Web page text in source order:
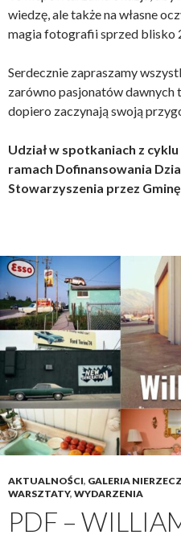
wiedzę, ale także na własne
magia fotografii sprzed blisko
Serdecznie zapraszamy
zarówno pasjonatów dawnych
dopiero zaczynają swoją
Udział w spotkaniach z
ramach Dofinansowania
Stowarzyszenia przez
AKTUALNOŚCI, GALERIA
WARSZTATY, WYDARZENIA
PDF –